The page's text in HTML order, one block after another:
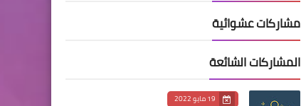
مشاركات عشوائية
المشاركات الشائعة
19 مايو 2022